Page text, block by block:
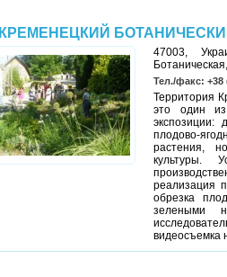
47003,
Тел./факс: +38
Территория
это один
экспозиции:
плодово-
растения,
культуры.
реализация
обрезка
зелеными
видеосъемка